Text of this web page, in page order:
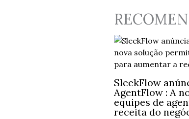
SleekFlow
AgentFlow : A
equipes de
receita do